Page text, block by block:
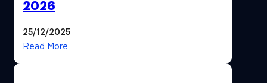
2026
25/12/2025
Read More